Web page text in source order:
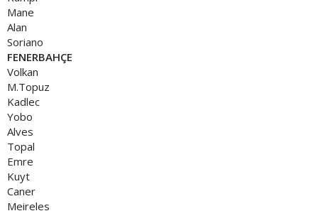
Mane
Alan
Soriano
FENERBAHÇE
Volkan
M.Topuz
Kadlec
Yobo
Alves
Topal
Emre
Kuyt
Caner
Meireles